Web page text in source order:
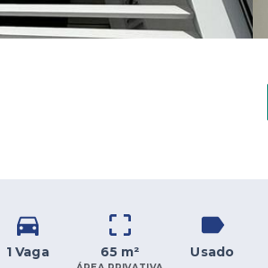
1 Vaga 65 m² Usado